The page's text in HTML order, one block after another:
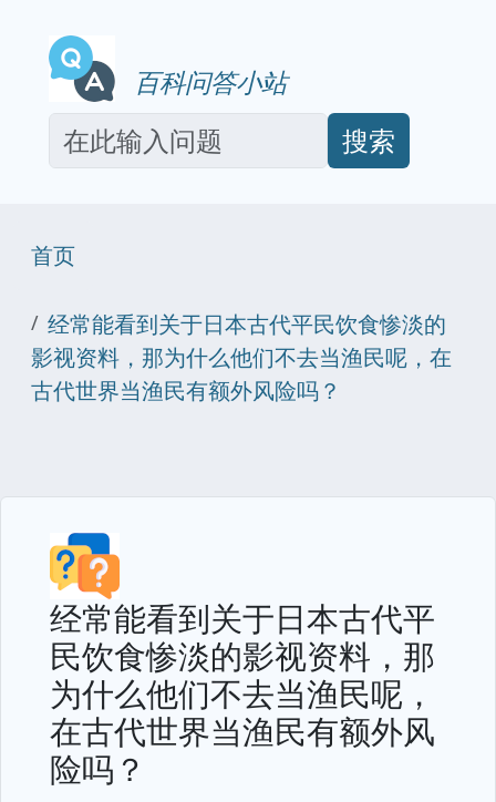
百科问答小站
搜索
首页
经常能看到关于日本古代平民饮食惨淡的
影视资料，那为什么他们不去当渔民呢，在
古代世界当渔民有额外风险吗？
经常能看到关于日本古代平
民饮食惨淡的影视资料，那
为什么他们不去当渔民呢，
在古代世界当渔民有额外风
险吗？